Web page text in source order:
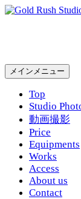
コ
へ
検
索
メインメニュー
Top
Studio
動画撮影
Price
Equipments
Works
Access
About us
Contact